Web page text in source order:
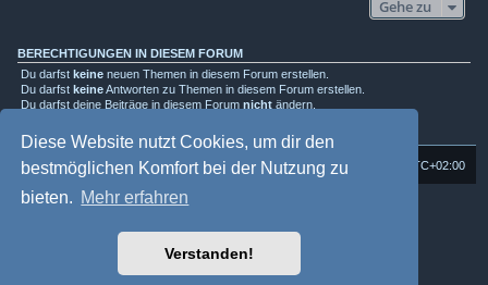
Diese Website nutzt Cookies, um dir den
bestmöglichen Komfort bei der Nutzung zu
bieten. Mehr erfahren
Verstanden!
Gehe zu
BERECHTIGUNGEN IN DIESEM FORUM
Du darfst keine neuen Themen in diesem Forum erstellen.
Du darfst keineAntworten zu Themen in diesem Forum erstellen.
Du darfst deine Beiträge in diesem Forum nicht ändern.
Du darfstkeine Dateianhänge in diesem Forum erstellen.
Foren-Übersicht Alle Zeiten sind UTC+02:00
Alle Cookies löschen
Powered byphpBB
Style: Multi Design by Joyce&Luna
phpBB-Style-Design
phpBB Two Factor Authentication ©
Datenschutz|Nutzungsbedingungen